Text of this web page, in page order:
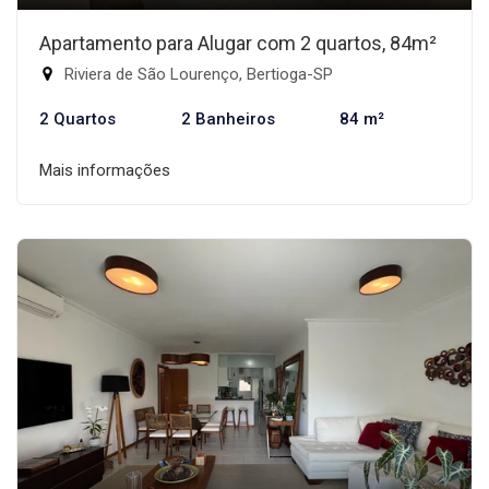
Apartamento para Alugar com 2 quartos, 84m²
Riviera de São Lourenço, Bertioga-SP
2 Quartos 2 Banheiros 84 m²
Mais informações